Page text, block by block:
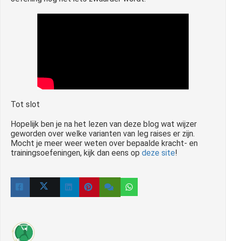
Tot slot
Hopelijk ben je na het lezen van deze blog wat wijzer
geworden over welke varianten van leg raises er zijn.
Mocht je meer weer weten over bepaalde kracht- en
trainingsoefeningen, kijk dan eens op deze site!